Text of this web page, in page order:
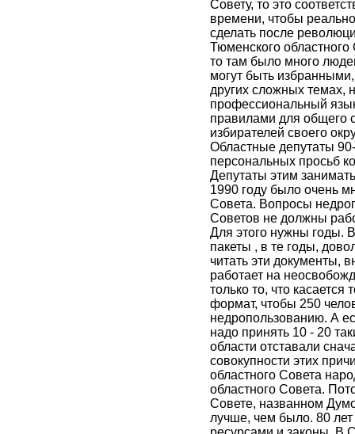
Совету, то это
времени, чтобы
сделать после
Тюменского
то там было много
могут быть
других сложных темах,
профессиональный
правилами для общего
избирателей своего
Областные депутаты
персональных просьб
Депутаты этим
1990 году было очень
Совета. Вопросы
Советов не должны
Для этого нужны годы.
пакеты , в те годы,
читать эти документы,
работает на
только то, что
формат, чтобы 250
недропользованию. А
надо принять 10 - 20
области отставали
совокупности этих
областного Совета
областного Совета.
Совете, названном
лучше, чем было. 80